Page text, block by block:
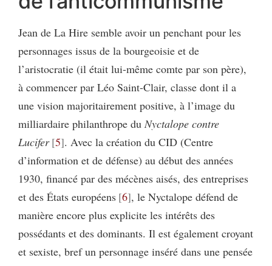
Jean de La Hire semble avoir un penchant pour les
personnages issus de la bourgeoisie et de
l’aristocratie (il était lui-même comte par son père),
à commencer par Léo Saint-Clair, classe dont il a
une vision majoritairement positive, à l’image du
milliardaire philanthrope duNyctalope contre
Lucifer 5 . Avec la création du CID (Centre
d’information et de défense) au début des années
1930, financé par des mécènes aisés, des entreprises
et des États européens 6 , le Nyctalope défend de
manière encore plus explicite les intérêts des
possédants et des dominants. Il est également croyant
et sexiste, bref un personnage inséré dans une pensée